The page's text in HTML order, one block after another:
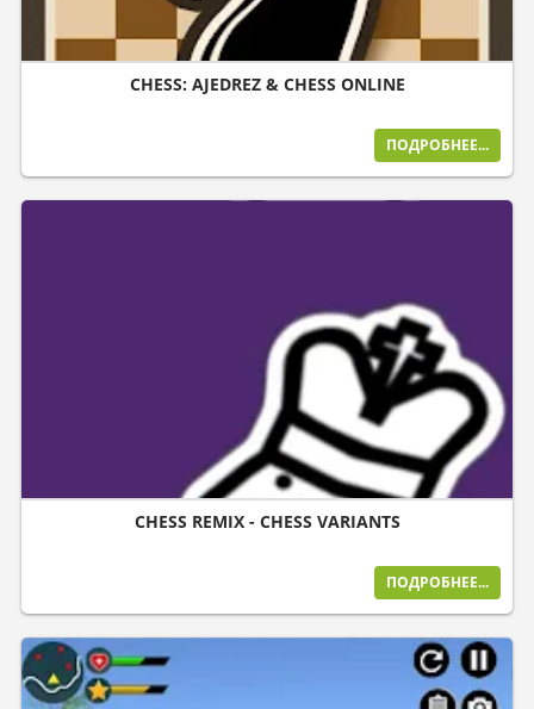
CHESS: AJEDREZ & CHESS ONLINE
ПОДРОБНЕЕ...
CHESS REMIX - CHESS VARIANTS
ПОДРОБНЕЕ...